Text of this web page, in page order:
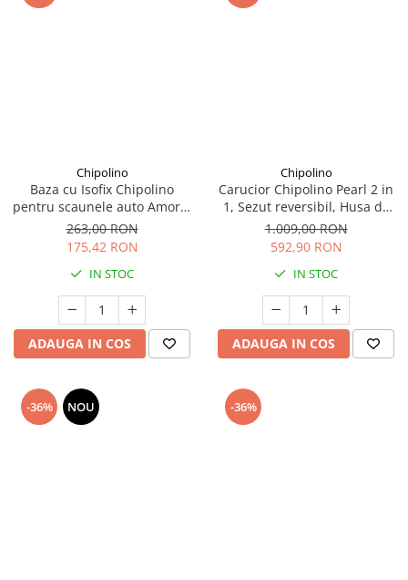
Chipolino
Baza cu Isofix Chipolino
pentru scaunele auto Amore,
Aura, Vista, Marbella si
Imperium
263,00 RON
175,42 RON
IN STOC
ADAUGA IN COS
Chipolino
Carucior Chipolino Pearl 2 in
1, Sezut reversibil, Husa de
picioare, Gentuta parinti,
Pana la 22 kg, Powder pink
1.009,00 RON
592,90 RON
IN STOC
ADAUGA IN COS
-36% NOU -36%